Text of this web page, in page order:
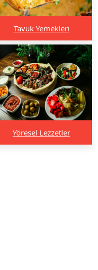
Tavuk Yemekleri
Yöresel Lezzetler